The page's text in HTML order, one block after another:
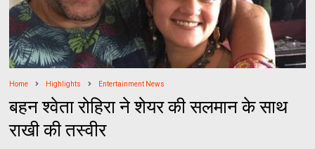
Home Highlights Entertainment News
बहन श्वेता रोहिरा ने शेयर की सलमान के साथ
राखी की तस्वीर